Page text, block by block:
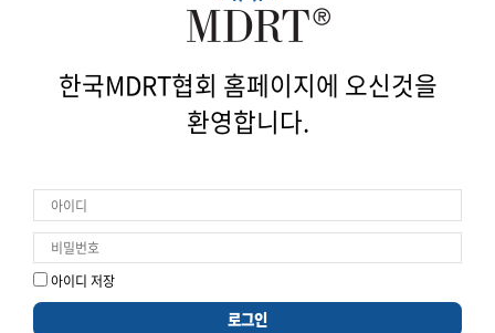
한국MDRT협회 홈페이지에 오신것을
환영합니다.
아이디 저장
로그인
* 회원정보에 저장된 이름, 생년월일, 휴대폰번호 확인 후 회원정보에
저장된 이메일로 정보를 보내드립니다.